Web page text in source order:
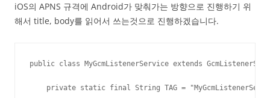
iOS의 APNS 규격에 Android가 맞춰가는 방향으로 진행하기 위
해서 title, body를 읽어서 쓰는것으로 진행하겠습니다.
public class MyGcmListenerService extends
private static final String TAG =